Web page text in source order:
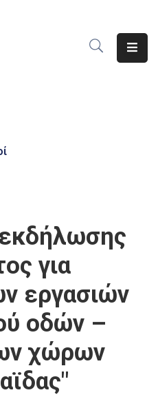
για
εργασιών
οδών –
χώρων